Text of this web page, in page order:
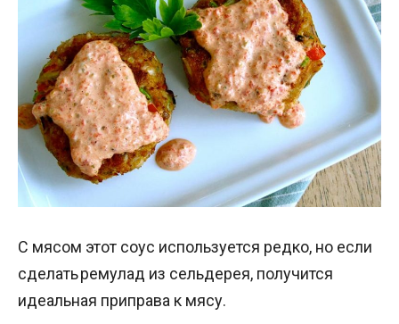
С мясом этот соус используется редко, но если
сделать ремулад из сельдерея, получится
идеальная приправа к мясу.